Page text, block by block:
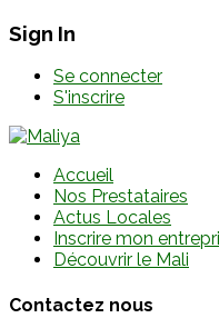
Sign In
Se connecter
S'inscrire
Accueil
Nos Prestataires
Actus Locales
Inscrire mon
Découvrir le Mali
Contactez nous